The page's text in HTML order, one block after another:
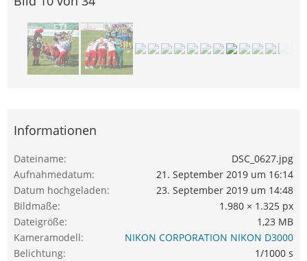
Informationen
Dateiname
DSC_0627.jpg
Aufnahmedatum
21. September 2019 um 16:14
Datum hochgeladen
23. September 2019 um 14:48
Bildmaße
1.980 × 1.325 px
Dateigröße
1,23 MB
Kameramodell
NIKON CORPORATION NIKON D3000
Belichtung
1/1000 s